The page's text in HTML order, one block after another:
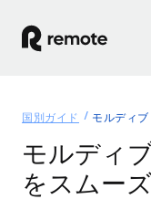
グローバル雇用
ソリューション
国別ガイド モルディブ
モルディ
をスムー